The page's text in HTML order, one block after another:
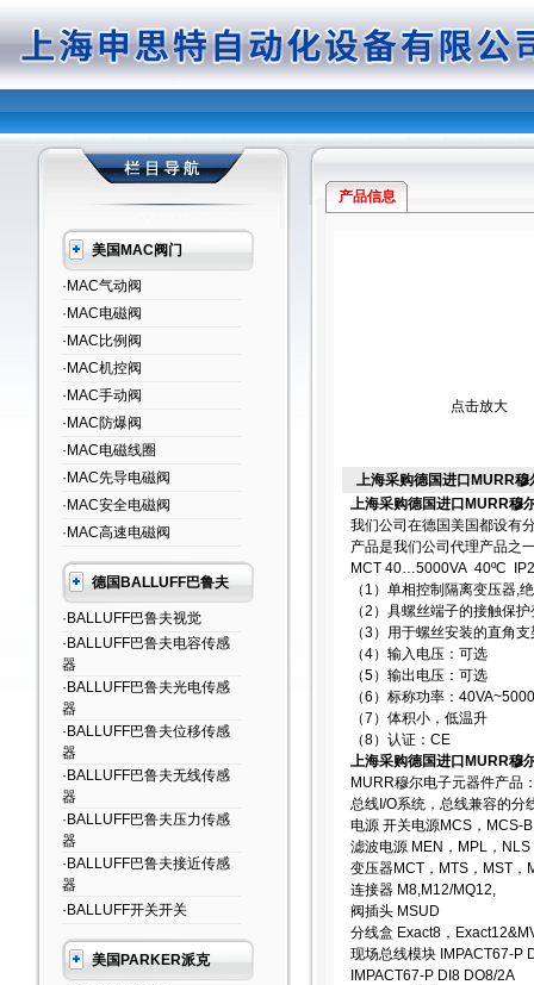
美国MAC阀门
·MAC气动阀
·MAC电磁阀
·MAC比例阀
·MAC机控阀
·MAC手动阀
·MAC防爆阀
·MAC电磁线圈
·MAC先导电磁阀
·MAC安全电磁阀
·MAC高速电磁阀
德国BALLUFF巴鲁夫
·BALLUFF巴鲁夫视觉
·BALLUFF巴鲁夫电容传感
器
·BALLUFF巴鲁夫光电传感
器
·BALLUFF巴鲁夫位移传感
器
·BALLUFF巴鲁夫无线传感
器
·BALLUFF巴鲁夫压力传感
器
·BALLUFF巴鲁夫接近传感
器
·BALLUFF开关开关
美国PARKER派克
产品信息
点击放大
上海采购德国进口MURR穆
上海采购德国进口MURR穆
我们公司在德国美国都设有
产品是我们公司代理产品之
MCT 40…5000VA 40ºC
（1）单相控制隔离变压器,
（2）具螺丝端子的接触保
（3）用于螺丝安装的直角支
（4）输入电压：可选
（5）输出电压：可选
（6）标称功率：
（7）体积小，低温升
（8）认证：CE
上海采购德国进口MURR穆
MURR穆尔电子元器件产品
总线I/O系统，总线兼容的分
电源 开关电源MCS，MCS-
滤波电源 MEN，MPL，NLS
变压器MCT，MTS，MST，
连接器 M8,M12/MQ12,
阀插头 MSUD
分线盒 Exact8，
现场总线模块 IMPACT67-P
IMPACT67-P DI8 DO8/2A